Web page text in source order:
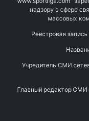
надзору в сфере
массовых
Реестровая
Учредитель СМИ
Главный редактор СМИ